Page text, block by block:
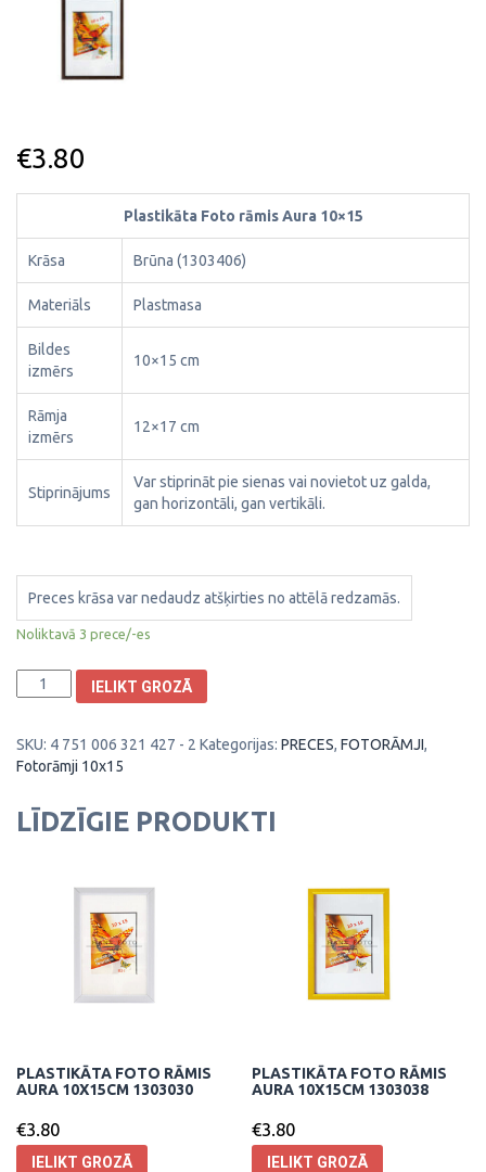
€3.80
Plastikāta Foto rāmis Aura 10×15
Krāsa Brūna (1303406)
Materiāls Plastmasa
Bildes
izmērs
10×15 cm
Rāmja
izmērs
12×17 cm
Stiprinājums
Var stiprināt pie sienas vai novietot uz galda,
gan horizontāli, gan vertikāli.
Preces krāsa var nedaudz atšķirties no attēlā redzamās.
Noliktavā 3 prece/-es
Plastikāta
Foto
Aura
10x15cm
daudzums
IELIKT GROZĀ
SKU: 4 751 006 321 427 - 2 Kategorijas: PRECES, FOTORĀMJI,
Fotorāmji 10x15
LĪDZĪGIE PRODUKTI
PLASTIKĀTA FOTO RĀMIS
AURA 10X15CM 1303030
€3.80
IELIKT GROZĀ
PLASTIKĀTA FOTO RĀMIS
AURA 10X15CM 1303038
€3.80
IELIKT GROZĀ